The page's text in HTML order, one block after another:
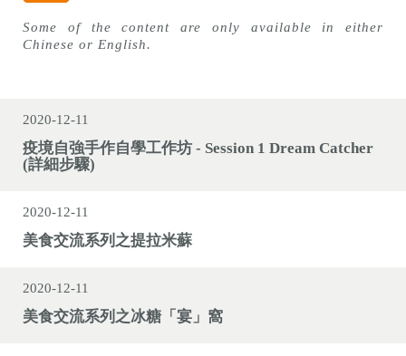
Some of the content are only available in either
Chinese or English.
2020-12-11
疫境自強手作自學工作坊 - Session 1 Dream Catcher
(詳細步驟)
2020-12-11
美食交流系列之提拉米蘇
2020-12-11
美食交流系列之冰糖「宴」窩